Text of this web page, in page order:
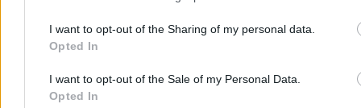
I want to opt-out of the Sharing of my personal data.
Opted In
I want to opt-out of the Sale of my Personal Data.
Opted In
Biznes